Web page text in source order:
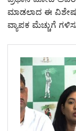
ಮಾಡಲಾದ ಈ
ವ್ಯಾಪಕ ಮೆಚ್ಚುಗೆ